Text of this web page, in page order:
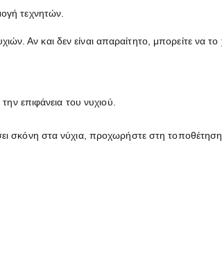
τεχνητών.
Αν και δεν είναι απαραίτητο, μπορείτε να το
επιφάνεια του νυχιού.
σκόνη στα νύχια, προχωρήστε στη τοποθέτηση